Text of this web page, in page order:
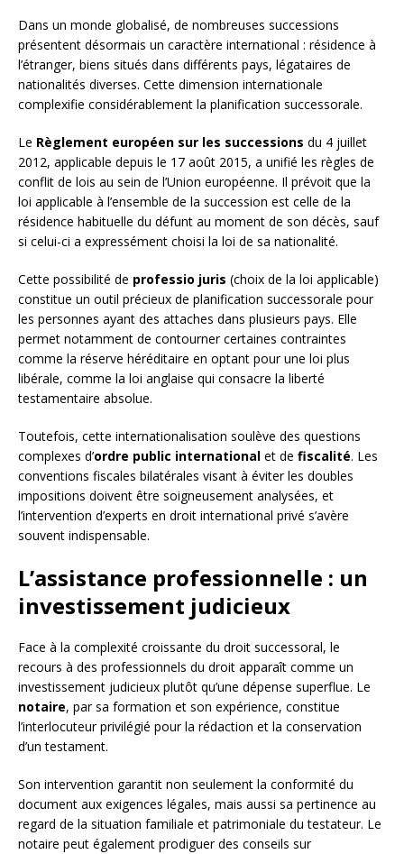
Dans un monde globalisé, de nombreuses successions
présentent désormais un caractère international : résidence à
l’étranger, biens situés dans différents pays, légataires de
nationalités diverses. Cette dimension internationale
complexifie considérablement la planification successorale.
Le Règlement européen sur les successions du 4 juillet
2012, applicable depuis le 17 août 2015, a unifié les règles de
conflit de lois au sein de l’Union européenne. Il prévoit que la
loi applicable à l’ensemble de la succession est celle de la
résidence habituelle du défunt au moment de son décès, sauf
si celui-ci a expressément choisi la loi de sa nationalité.
Cette possibilité de professio juris (choix de la loi applicable)
constitue un outil précieux de planification successorale pour
les personnes ayant des attaches dans plusieurs pays. Elle
permet notamment de contourner certaines contraintes
comme la réserve héréditaire en optant pour une loi plus
libérale, comme la loi anglaise qui consacre la liberté
testamentaire absolue.
Toutefois, cette internationalisation soulève des questions
complexes d’ordre public international et de fiscalité. Les
conventions fiscales bilatérales visant à éviter les doubles
impositions doivent être soigneusement analysées, et
l’intervention d’experts en droit international privé s’avère
souvent indispensable.
L’assistance professionnelle : un
investissement judicieux
Face à la complexité croissante du droit successoral, le
recours à des professionnels du droit apparaît comme un
investissement judicieux plutôt qu’une dépense superflue. Le
notaire, par sa formation et son expérience, constitue
l’interlocuteur privilégié pour la rédaction et la conservation
d’un testament.
Son intervention garantit non seulement la conformité du
document aux exigences légales, mais aussi sa pertinence au
regard de la situation familiale et patrimoniale du testateur. Le
notaire peut également prodiguer des conseils sur